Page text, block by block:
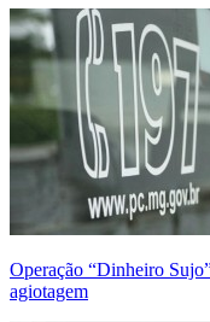
Operação “Dinheiro
agiotagem